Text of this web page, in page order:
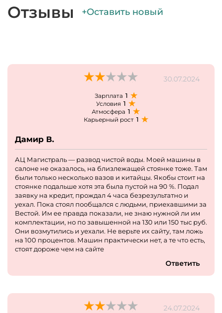
Отзывы +Оставить новый
30.07.2024
Зарплата 1
Условия 1
Атмосфера 1
Карьерный рост 1
Дамир В.
АЦ Магистраль — развод чистой воды. Моей машины в
салоне не оказалось, на близлежащей стоянке тоже. Там
были только несколько вазов и китайцы. Якобы стоит на
стоянке подальше хотя эта была пустой на 90 %. Подал
заявку на кредит, прождал 4 часа безрезультатно и
уехал. Пока стоял пообщался с людьми, приехавшими за
Вестой. Им ее правда показали, не знаю нужной ли им
комплектации, но по завышенной на 130 или 150 тыс руб.
Они возмутились и уехали. Не верьте их сайту, там ложь
на 100 процентов. Машин практически нет, а те что есть,
стоят дороже чем на сайте
Ответить
24.07.2024